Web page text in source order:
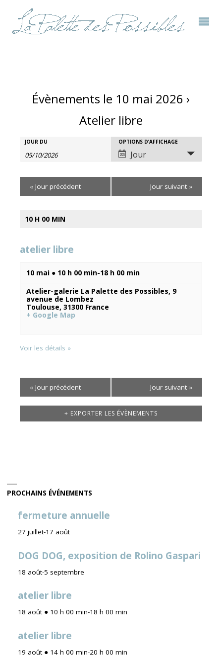
Évènements le 10 mai 2026 ›
Atelier libre
Recherche
navigation
de
vues
Évènements
Rechercher
JOUR DU
Navigation
de
vues
OPTIONS D’AFFICHAGE
Jour
« Jour précédent Jour suivant »
10 H 00 MIN
atelier libre
10 mai ● 10 h 00 min-18 h 00 min
Atelier-galerie La Palette des Possibles, 9
avenue de Lombez
Toulouse, 31300 France
+ Google Map
Voir les détails »
« Jour précédent Jour suivant »
+ EXPORTER LES ÉVÈNEMENTS
PROCHAINS ÉVÉNEMENTS
fermeture annuelle
27 juillet-17 août
DOG DOG, exposition de Rolino Gaspari
18 août-5 septembre
atelier libre
18 août ● 10 h 00 min-18 h 00 min
atelier libre
19 août ● 14 h 00 min-20 h 00 min